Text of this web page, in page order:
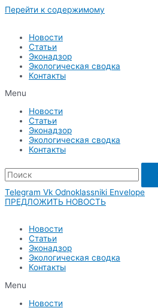
Перейти к содержимому
Новости
Статьи
Эконадзор
Экологическая сводка
Контакты
Menu
Новости
Статьи
Эконадзор
Экологическая сводка
Контакты
Telegram Vk Odnoklassniki Envelope
ПРЕДЛОЖИТЬ НОВОСТЬ
Новости
Статьи
Эконадзор
Экологическая сводка
Контакты
Menu
Новости